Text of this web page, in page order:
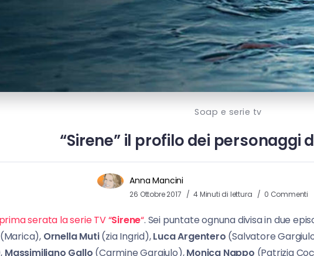
Soap e serie tv
“Sirene” il profilo dei personaggi
Anna Mancini
26 Ottobre 2017 4 Minuti di lettura 0 Commenti
serata la serie TV “Sirene“. Sei puntate ognuna divisa in due
Ornella Muti(zia Ingrid),Luca Argentero (Salvatore
Massimiliano Gallo (Carmine Gargiulo),Monica Nappo (Patrizia